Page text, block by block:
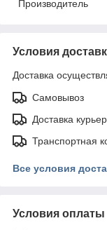
Производитель
Условия
Доставка
Самовывоз
Доставка
Транспортная
Все условия
Условия оплаты